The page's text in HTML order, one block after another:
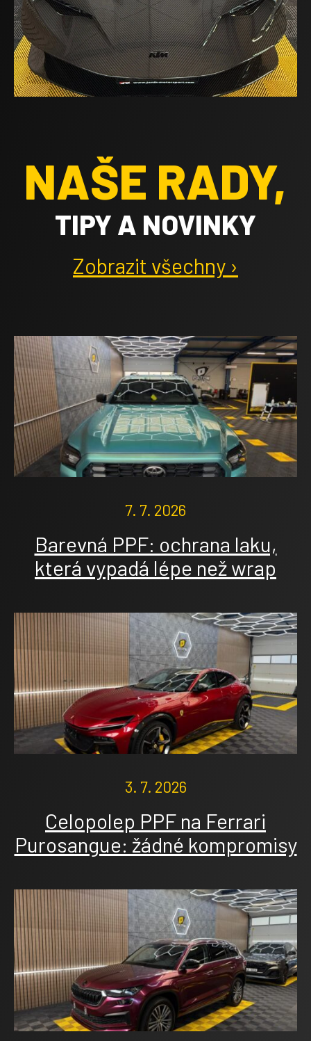
NAŠE RADY,
TIPY A NOVINKY
Zobrazit všechny ›
7. 7. 2026
Barevná PPF: ochrana laku,
která vypadá lépe než wrap
3. 7. 2026
Celopolep PPF na Ferrari
Purosangue: žádné kompromisy